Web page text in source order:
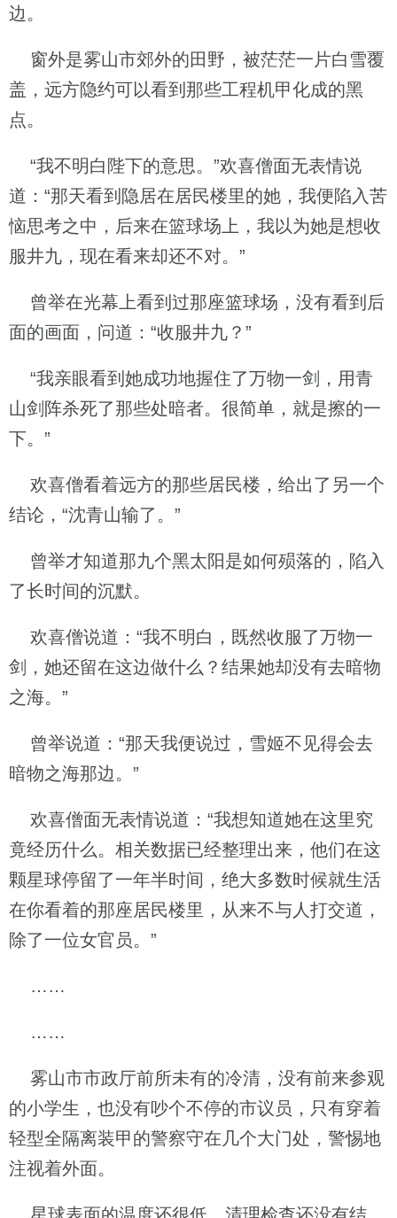
边。
窗外是雾山市郊外的田野，被茫茫一片白雪覆
盖，远方隐约可以看到那些工程机甲化成的黑
点。
“我不明白陛下的意思。”欢喜僧面无表情说
道：“那天看到隐居在居民楼里的她，我便陷入苦
恼思考之中，后来在篮球场上，我以为她是想收
服井九，现在看来却还不对。”
曾举在光幕上看到过那座篮球场，没有看到后
面的画面，问道：“收服井九？”
“我亲眼看到她成功地握住了万物一剑，用青
山剑阵杀死了那些处暗者。很简单，就是擦的一
下。”
欢喜僧看着远方的那些居民楼，给出了另一个
结论，“沈青山输了。”
曾举才知道那九个黑太阳是如何殒落的，陷入
了长时间的沉默。
欢喜僧说道：“我不明白，既然收服了万物一
剑，她还留在这边做什么？结果她却没有去暗物
之海。”
曾举说道：“那天我便说过，雪姬不见得会去
暗物之海那边。”
欢喜僧面无表情说道：“我想知道她在这里究
竟经历什么。相关数据已经整理出来，他们在这
颗星球停留了一年半时间，绝大多数时候就生活
在你看着的那座居民楼里，从来不与人打交道，
除了一位女官员。”
……
……
雾山市市政厅前所未有的冷清，没有前来参观
的小学生，也没有吵个不停的市议员，只有穿着
轻型全隔离装甲的警察守在几个大门处，警惕地
注视着外面。